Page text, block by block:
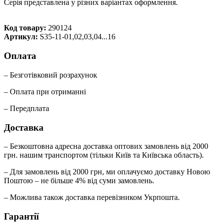
Серія представлена у різних варіантах оформлення.
Код товару: 290124
Артикул: S35-11-01,02,03,04...16
Оплата
– Безготівковий розрахунок
– Оплата при отриманні
– Передплата
Доставка
– Безкоштовна адресна доставка оптових замовлень від 2000
грн. нашим транспортом (тільки Київ та Київська область).
– Для замовлень від 2000 грн, ми оплачуємо доставку Новою
Поштою – не більше 4% від суми замовлень.
– Можлива також доставка перевізником Укрпошта.
Гарантії